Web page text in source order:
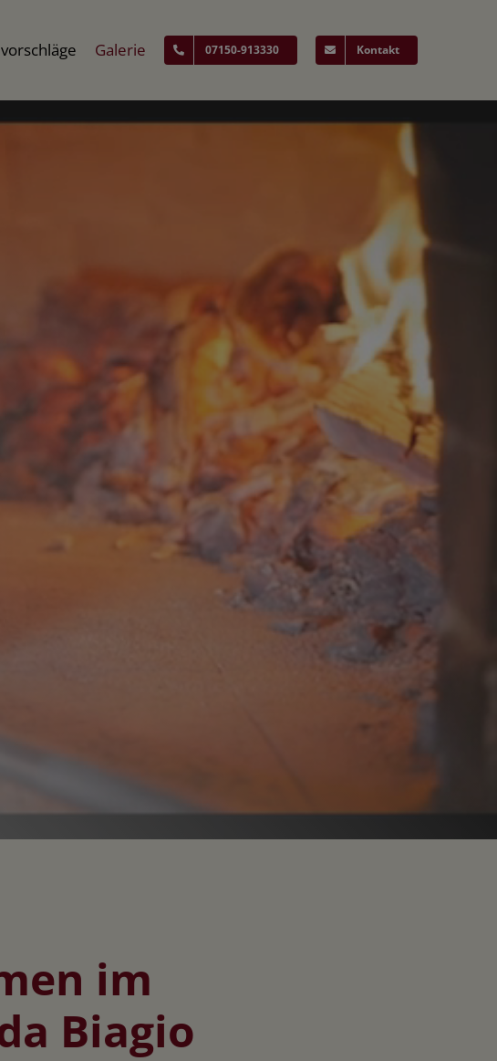
Galerie 07150-913330 Kontakt
im
Biagio